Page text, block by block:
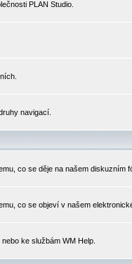
PLAN Studio.
navigací.
co se děje na našem diskuzním
co se objeví v našem
ke službám WM Help.